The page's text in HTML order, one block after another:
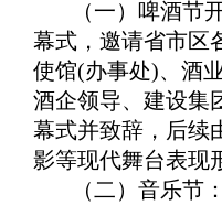
（一）啤酒节开
幕式，邀请省市区
使馆(办事处)、酒
酒企领导、建设集
幕式并致辞，后续
影等现代舞台表现
（二）音乐节：